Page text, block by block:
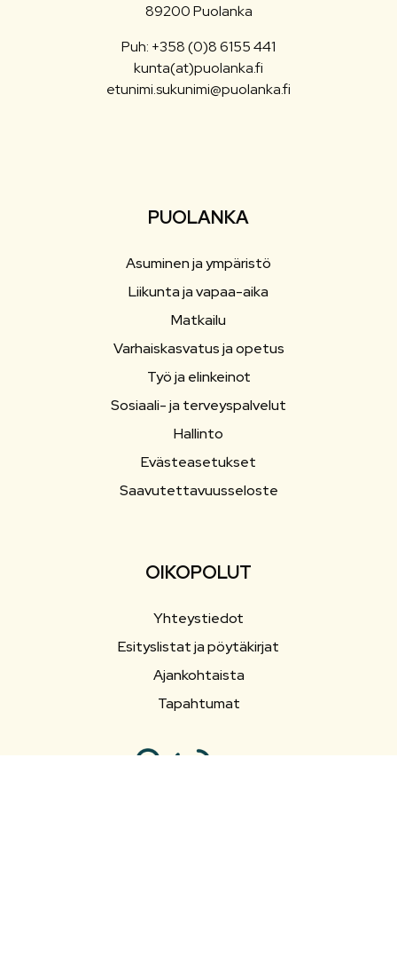
89200 Puolanka
Puh: +358 (0)8 6155 441
kunta(at)puolanka.fi
etunimi.sukunimi@puolanka.fi
PUOLANKA
Asuminen ja ympäristö
Liikunta ja vapaa-aika
Matkailu
Varhaiskasvatus ja opetus
Työ ja elinkeinot
Sosiaali- ja terveyspalvelut
Hallinto
Evästeasetukset
Saavutettavuusseloste
OIKOPOLUT
Yhteystiedot
Esityslistat ja pöytäkirjat
Ajankohtaista
Tapahtumat